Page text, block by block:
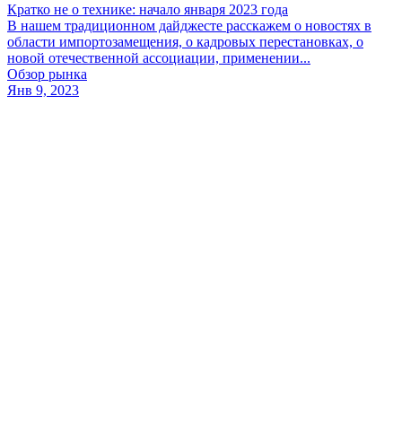
Кратко не о технике: начало января 2023 года
В нашем традиционном дайджесте расскажем о новостях в
области импортозамещения, о кадровых перестановках, о
новой отечественной ассоциации, применении...
Обзор рынка
Янв 9, 2023